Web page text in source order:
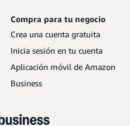
Compra para tu negocio
Crea una cuenta gratuita
Inicia sesión en tu cuenta
Aplicación móvil de Amazon
Business